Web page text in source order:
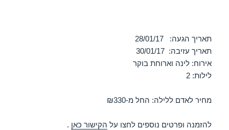
תאריך הגעה: 28/01/17
תאריך עזיבה: 30/01/17
אירוח: לינה וארוחת בוקר
לילות: 2
מחיר לאדם ללילה: החל מ-₪330
להזמנה ופרטים נוספים לחצו על הקישור כאן .